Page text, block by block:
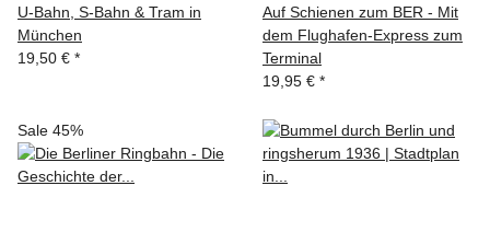
U-Bahn, S-Bahn & Tram in
München
19,50 € *
Auf Schienen zum BER - Mit
dem Flughafen-Express zum
Terminal
19,95 € *
Sale 45%